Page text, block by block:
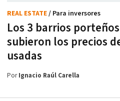
Los 3 barrios
subieron los precios
usadas
REAL ESTATE/ Para inversores
PorIgnacio Raúl Carella